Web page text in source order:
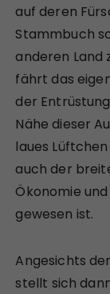
auf deren
Stammbuch
anderen Land
fährt das
der
Nähe dieser
laues
auch der
Ökonomie
gewesen ist.
Angesichts
stellt sich